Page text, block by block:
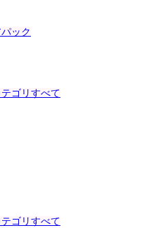
ック
ゴリすべて
ゴリすべて